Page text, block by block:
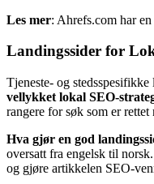
Les mer: Ahrefs.com har
Landingssider for
Tjeneste- og
vellykket lokal SEO-
rangere for søk som er
Hva gjør en god
oversatt fra engelsk til
og gjøre artikkelen SEO-